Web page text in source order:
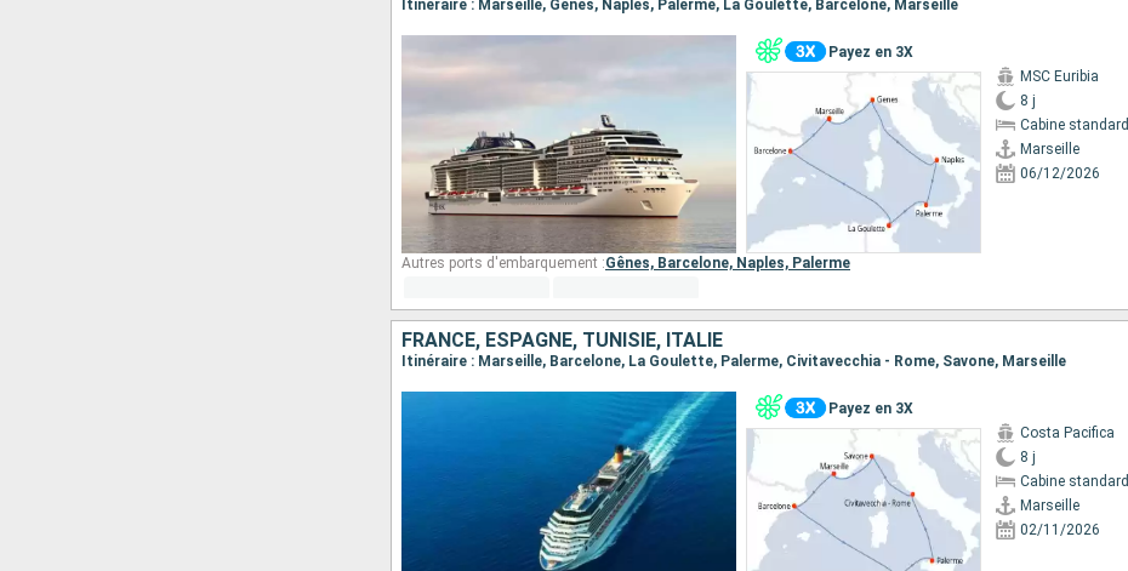
Itinéraire : Marseille, Gênes, Naples, Palerme, La Goulette, Barcelone, Marseille
Payez en 3X
MSC Euribia
8 j
Cabine standard
Marseille
06/12/2026
Autres ports d'embarquement :Gênes, Barcelone, Naples, Palerme
FRANCE, ESPAGNE, TUNISIE, ITALIE
Itinéraire : Marseille, Barcelone, La Goulette, Palerme, Civitavecchia - Rome, Savone, Marseille
Payez en 3X
Costa Pacifica
8 j
Cabine standard
Marseille
02/11/2026